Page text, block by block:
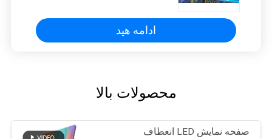
ادامه هید
محصولات بالا
صفحه نمایش LED انعطاف